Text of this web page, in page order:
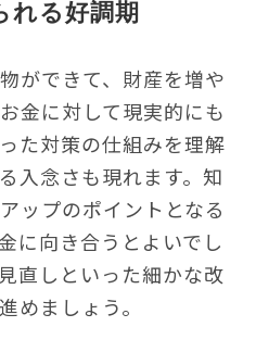
れる好調期
ができて、財産を増や
金に対して現実的にも
た対策の仕組みを理解
入念さも現れます。知
ップのポイントとなる
に向き合うとよいでし
直しといった細かな改
めましょう。